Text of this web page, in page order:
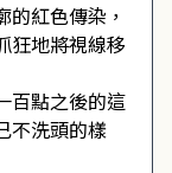
紅色傳染，
狂地將視線移
百點之後的這
不洗頭的樣